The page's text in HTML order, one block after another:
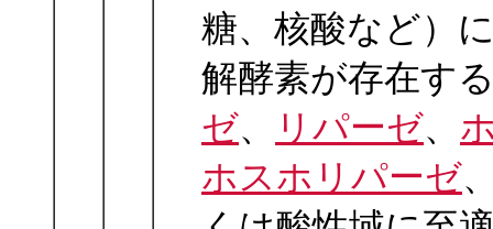
糖、核酸など）
解酵素が存在す
ゼ、 リパーゼ、
ホスホリパーゼ